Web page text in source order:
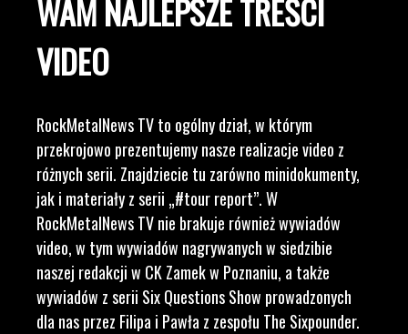
WAM NAJLEPSZE TREŚCI
VIDEO
RockMetalNews TV to ogólny dział, w którym
przekrojowo prezentujemy nasze realizacje video z
różnych serii. Znajdziecie tu zarówno minidokumenty,
jak i materiały z serii „#tour report”. W
RockMetalNews TV nie brakuje również wywiadów
video, w tym wywiadów nagrywanych w siedzibie
naszej redakcji w CK Zamek w Poznaniu, a także
wywiadów z serii Six Questions Show prowadzonych
dla nas przez Filipa i Pawła z zespołu The Sixpounder.